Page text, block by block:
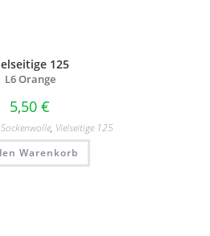
125
L6 Orange
5,50 €
Sockenwolle, Vielseitige 125
Warenkorb